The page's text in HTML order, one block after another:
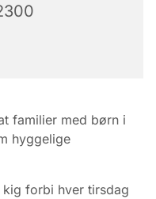
familier med børn i
hyggelige
forbi hver tirsdag